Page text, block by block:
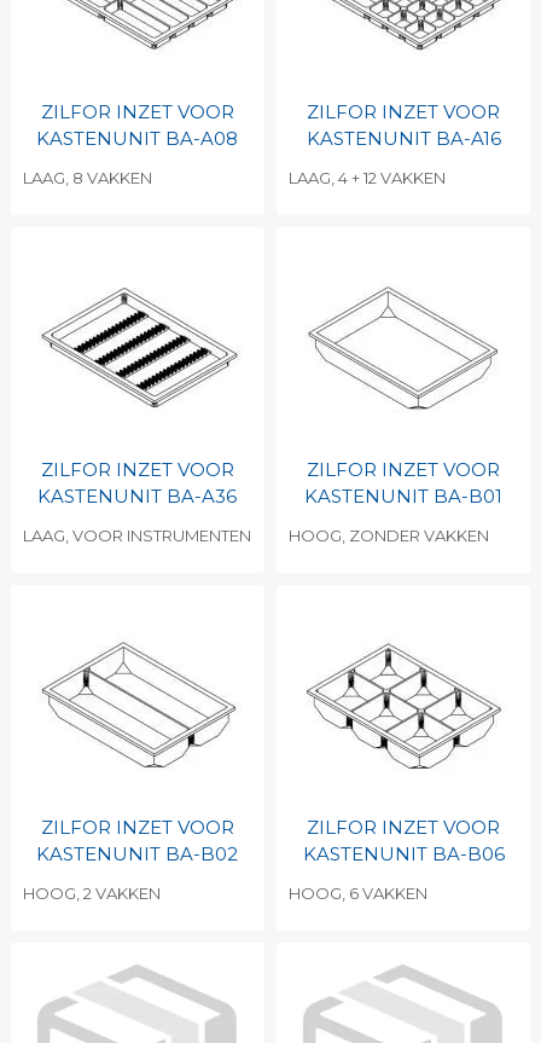
ZILFOR INZET VOOR
KASTENUNIT BA-A08
LAAG, 8 VAKKEN
ZILFOR INZET VOOR
KASTENUNIT BA-A16
LAAG, 4 + 12 VAKKEN
ZILFOR INZET VOOR
KASTENUNIT BA-A36
LAAG, VOOR INSTRUMENTEN
ZILFOR INZET VOOR
KASTENUNIT BA-B01
HOOG, ZONDER VAKKEN
ZILFOR INZET VOOR
KASTENUNIT BA-B02
HOOG, 2 VAKKEN
ZILFOR INZET VOOR
KASTENUNIT BA-B06
HOOG, 6 VAKKEN